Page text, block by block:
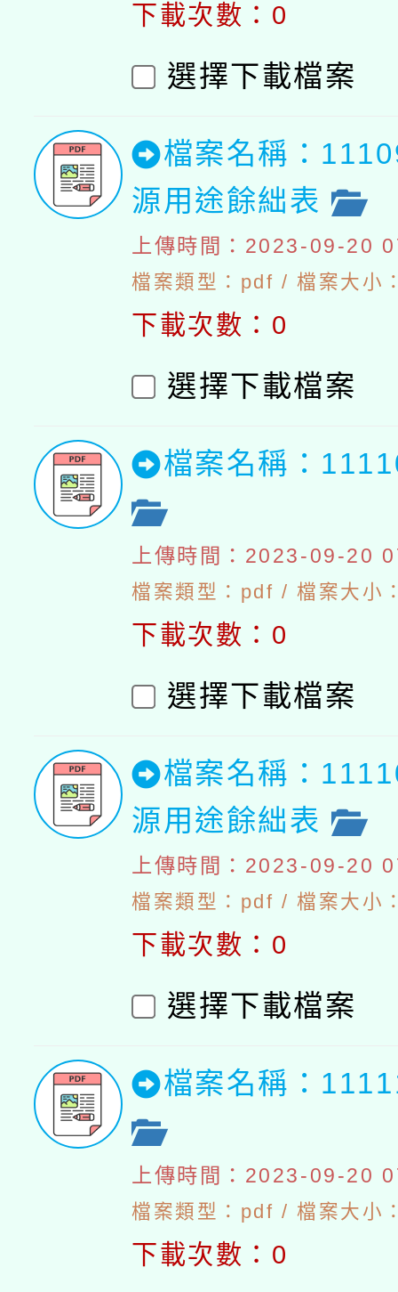
下載次數：0
選擇下載檔案
檔案名稱：
源用途餘絀表
上傳時間：2023-09-20
檔案類型：pdf / 檔案大小
下載次數：0
選擇下載檔案
檔案名稱：
上傳時間：2023-09-20
檔案類型：pdf / 檔案大小
下載次數：0
選擇下載檔案
檔案名稱：
源用途餘絀表
上傳時間：2023-09-20
檔案類型：pdf / 檔案大小
下載次數：0
選擇下載檔案
檔案名稱：
上傳時間：2023-09-20
檔案類型：pdf / 檔案大小
下載次數：0